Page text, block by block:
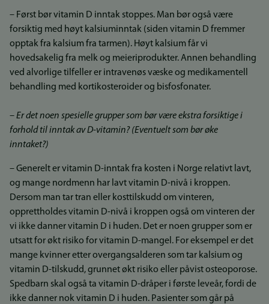
– Først bør vitamin D inntak stoppes. Man bør også være
forsiktig med høyt kalsiuminntak (siden vitamin D fremmer
opptak fra kalsium fra tarmen). Høyt kalsium får vi
hovedsakelig fra melk og meieriprodukter. Annen behandling
ved alvorlige tilfeller er intravenøs væske og medikamentell
behandling med kortikosteroider og bisfosfonater.
– Er det noen spesielle grupper som bør være ekstra forsiktige i
forhold til inntak av D-vitamin? (Eventuelt som bør øke
inntaket?)
– Generelt er vitamin D-inntak fra kosten i Norge relativt lavt,
og mange nordmenn har lavt vitamin D-nivå i kroppen.
Dersom man tar tran eller kosttilskudd om vinteren,
opprettholdes vitamin D-nivå i kroppen også om vinteren der
vi ikke danner vitamin D i huden. Det er noen grupper som er
utsatt for økt risiko for vitamin D-mangel. For eksempel er det
mange kvinner etter overgangsalderen som tar kalsium og
vitamin D-tilskudd, grunnet økt risiko eller påvist osteoporose.
Spedbarn skal også ta vitamin D-dråper i første leveår, fordi de
ikke danner nok vitamin D i huden. Pasienter som går på